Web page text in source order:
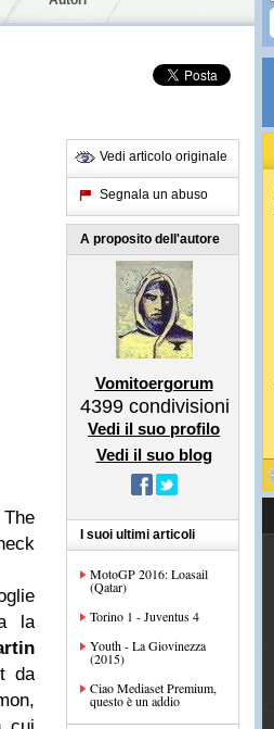
la
da
Vedi articolo originale
Segnala un abuso
A proposito dell'autore
Vomitoergorum
4399 condivisioni
Vedi il suo profilo
Vedi il suo blog
I suoi ultimi articoli
MotoGP 2016: Loasail
(Qatar)
Torino 1 - Juventus 4
Youth - La Giovinezza
(2015)
Ciao Mediaset Premium,
questo è un addio